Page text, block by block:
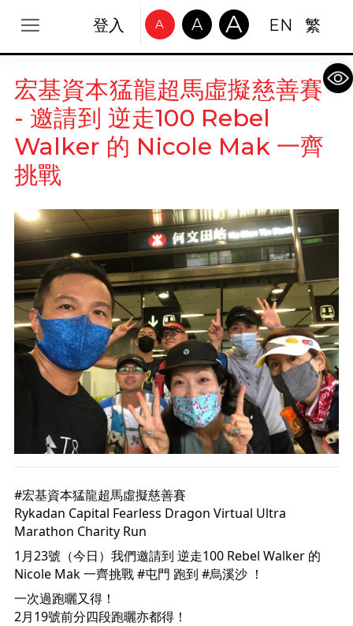
登入 A A A EN 繁
宏基資本猛龍超馬虛擬慈善賽
- 邀請到 逆走100 Rebel
Walker 的 Nicole Mak 一齊
挑戰
#宏基資本猛龍超馬虛擬慈善賽
Rykadan Capital Fearless Dragon Virtual Ultra
Marathon Charity Run
1月23號（今日）我們邀請到 逆走100 Rebel Walker 的
Nicole Mak 一齊挑戰 #屯門 跑到 #烏溪沙 ！
一次過跑曬又得！
2月19號前分四段跑曬亦都得！